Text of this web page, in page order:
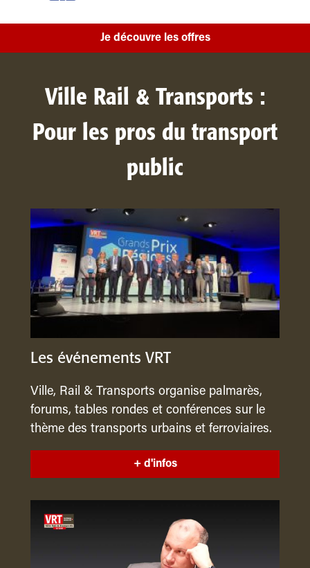
Je découvre les offres
Ville Rail & Transports :
Pour les pros du transport
public
Les événements VRT
Ville, Rail & Transports organise palmarès,
forums, tables rondes et conférences sur le
thème des transports urbains et ferroviaires.
+ d'infos